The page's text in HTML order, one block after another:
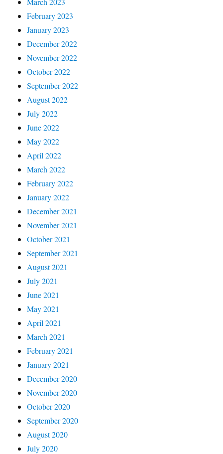
February 2023
January 2023
December 2022
November 2022
October 2022
September 2022
August 2022
July 2022
June 2022
May 2022
April 2022
March 2022
February 2022
January 2022
December 2021
November 2021
October 2021
September 2021
August 2021
July 2021
June 2021
May 2021
April 2021
March 2021
February 2021
January 2021
December 2020
November 2020
October 2020
September 2020
August 2020
July 2020